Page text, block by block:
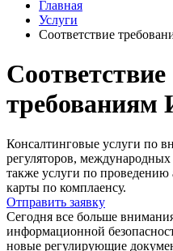
Главная
Услуги
Соответствие
Соответствие
требованиям
Консалтинговые услуги по
регуляторов, международных
также услуги по проведению
карты по комплаенсу.
Отправить заявку
Сегодня все больше
информационной
новые регулирующие